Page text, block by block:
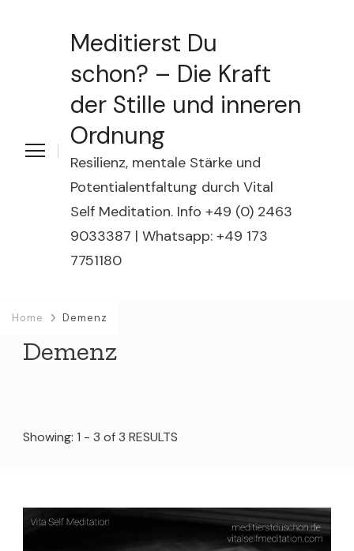
Meditierst Du
schon? – Die Kraft
der Stille und inneren
Ordnung
Resilienz, mentale Stärke und
Potentialentfaltung durch Vital
Self Meditation. Info +49 (0) 2463
9033387 | Whatsapp: +49 173
7751180
Home Demenz
Demenz
Showing: 1 - 3 of 3 RESULTS